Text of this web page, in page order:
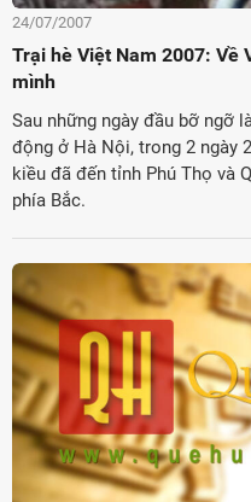
24/07/2007
Trại hè Việt Nam 2007: Về
mình
Sau những ngày đầu bỡ ngỡ
động ở Hà Nội, trong 2 ngày
kiều đã đến tỉnh Phú Thọ và
phía Bắc.